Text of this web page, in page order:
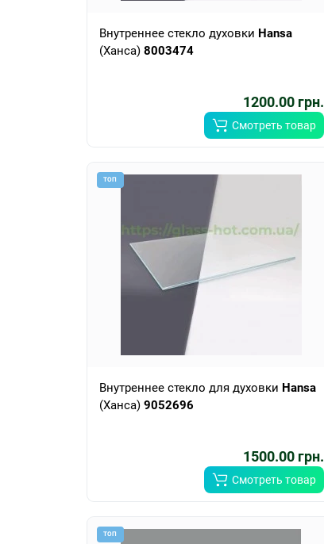
Внутреннее стекло духовки Hansa
(Ханса) 8003474
1200.00 грн.
Смотреть товар
ТОП
Внутреннее стекло для духовки Hansa
(Ханса) 9052696
1500.00 грн.
Смотреть товар
ТОП